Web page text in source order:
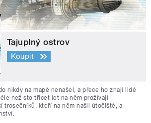
Tajuplný ostrov
Koupit
nikdy na mapě nenašel, a přece ho znají lidé
než sto třicet let na něm prožívají
trosečníků, kteří na něm našli útočiště, a